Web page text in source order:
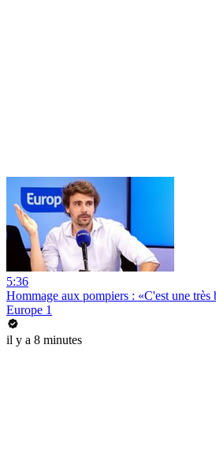
5:36
Hommage aux pompiers : «C'est une très
Europe 1
il y a 8 minutes